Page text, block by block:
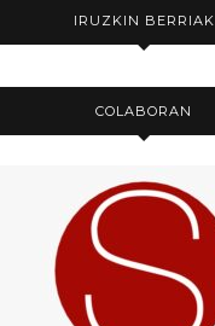
IRUZKIN BERRIAK
COLABORAN